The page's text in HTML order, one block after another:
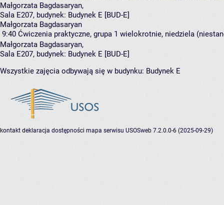
Małgorzata Bagdasaryan,
Sala E207, budynek: Budynek E [BUD-E]
Małgorzata Bagdasaryan
9:40 Ćwiczenia praktyczne, grupa 1 wielokrotnie, niedziela
Małgorzata Bagdasaryan,
Sala E207, budynek: Budynek E [BUD-E]
Wszystkie zajęcia odbywają się w budynku: Budynek E
kontakt deklaracja dostępności mapa serwisu USOSweb 7.2.0.0-6 (2025-09-29)